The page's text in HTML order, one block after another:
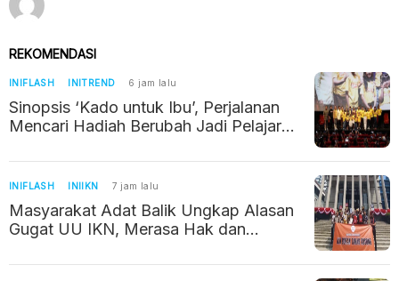
REKOMENDASI
INIFLASH INITREND 6 jam lalu
Sinopsis ‘Kado untuk Ibu’, Perjalanan
Mencari Hadiah Berubah Jadi Pelajaran
INIFLASH INIIKN 7 jam lalu
Masyarakat Adat Balik Ungkap Alasan
Gugat UU IKN, Merasa Hak dan